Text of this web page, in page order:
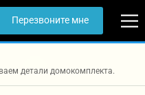
Перезвоните мне
детали домокомплекта.